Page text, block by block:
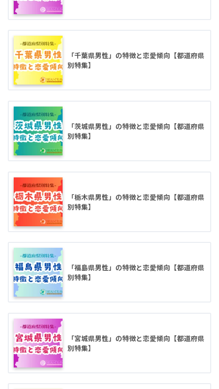
「千葉県男性」の特徴と恋愛傾向【都道府県
別特集】
「茨城県男性」の特徴と恋愛傾向【都道府県
別特集】
「栃木県男性」の特徴と恋愛傾向【都道府県
別特集】
「福島県男性」の特徴と恋愛傾向【都道府県
別特集】
「宮城県男性」の特徴と恋愛傾向【都道府県
別特集】